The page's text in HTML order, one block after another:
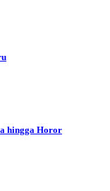
hingga Horor